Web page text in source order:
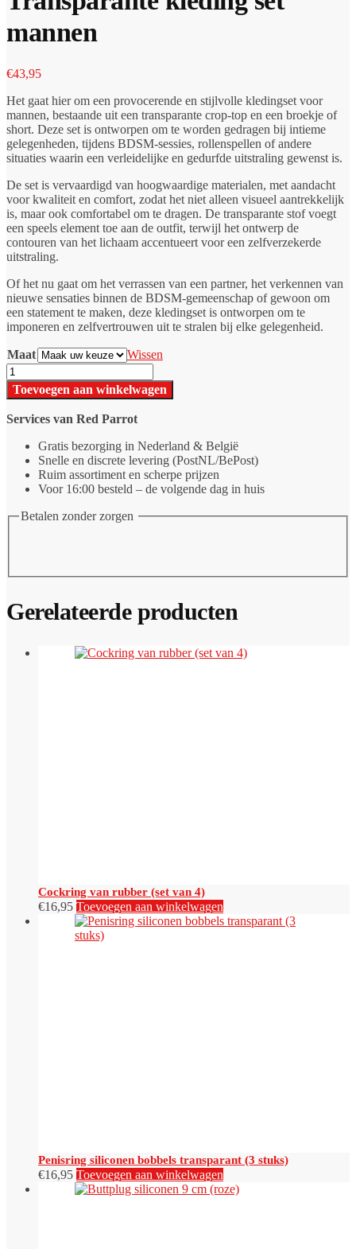
mannen
€43,95
Het gaat hier om een provocerende en stijlvolle kledingset voor
mannen, bestaande uit een transparante crop-top en een broekje of
short. Deze set is ontworpen om te worden gedragen bij intieme
gelegenheden, tijdens BDSM-sessies, rollenspellen of andere
situaties waarin een verleidelijke en gedurfde uitstraling gewenst is.
De set is vervaardigd van hoogwaardige materialen, met aandacht
voor kwaliteit en comfort, zodat het niet alleen visueel aantrekkelijk
is, maar ook comfortabel om te dragen. De transparante stof voegt
een speels element toe aan de outfit, terwijl het ontwerp de
contouren van het lichaam accentueert voor een zelfverzekerde
uitstraling.
Of het nu gaat om het verrassen van een partner, het verkennen van
nieuwe sensaties binnen de BDSM-gemeenschap of gewoon om
een statement te maken, deze kledingset is ontworpen om te
imponeren en zelfvertrouwen uit te stralen bij elke gelegenheid.
Maat
Wissen
Transparante
kleding
set
mannen
aantal
Toevoegen aan winkelwagen
Services van Red Parrot
Gratis bezorging in Nederland & België
Snelle en discrete levering (PostNL/BePost)
Ruim assortiment en scherpe prijzen
Voor 16:00 besteld – de volgende dag in huis
Betalen zonder zorgen
Gerelateerde producten
Cockring van rubber (set van 4)
€16,95 Toevoegen aan winkelwagen
Penisring siliconen bobbels transparant (3 stuks)
€16,95 Toevoegen aan winkelwagen